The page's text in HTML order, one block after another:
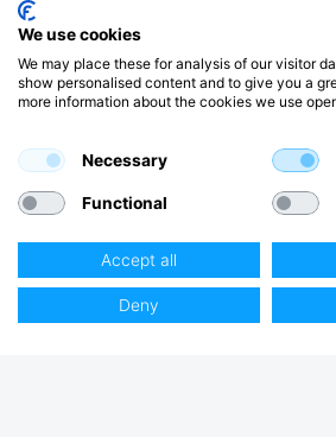
We use cookies
We may place these for analysis of our visitor
show personalised content and to give you a
more information about the cookies we use
Necessary
Functional
Accept all
Deny